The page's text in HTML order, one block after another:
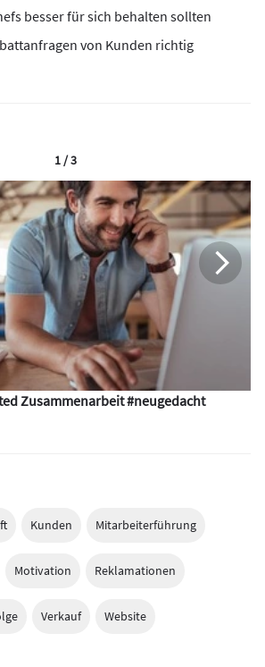
besser für sich behalten sollten
von Kunden richtig
Zusammenarbeit #neugedacht
1 / 3
Kunden Mitarbeiterführung
Motivation Reklamationen
Verkauf Website